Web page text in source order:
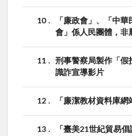
10
「廉政會」、「中
會」係人民團體，非
11
刑事警察局製作「假
識詐宣導影片
12 「廉潔教材資料庫
13
「臺美21世紀貿易